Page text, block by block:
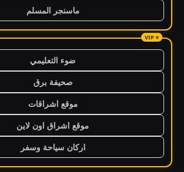
ماسنجر المسلم
ضوء التعليمي
صحيفة برق
موقع اشراقات
موقع اشراق اون لاين
اركان سياحة وسفر